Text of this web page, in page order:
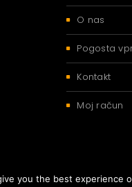
O nas
Pogosta
Kontakt
Moj račun
you the best